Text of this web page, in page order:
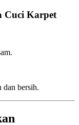
Cuci Karpet
dan bersih.